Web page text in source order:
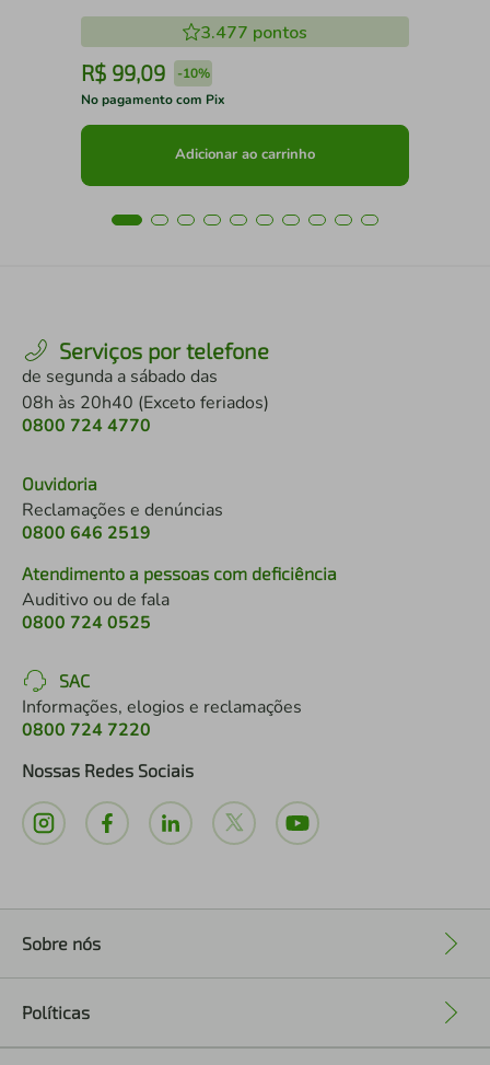
3.477 pontos
R$ 99,09 -10%
No pagamento com Pix
Adicionar ao carrinho
Serviços por telefone
de segunda a sábado das
08h às 20h40 (Exceto feriados)
0800 724 4770
Ouvidoria
Reclamações e denúncias
0800 646 2519
Atendimento a pessoas com deficiência
Auditivo ou de fala
0800 724 0525
SAC
Informações, elogios e reclamações
0800 724 7220
Nossas Redes Sociais
Sobre nós
Políticas